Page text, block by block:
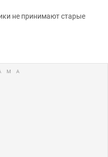
не принимают старые